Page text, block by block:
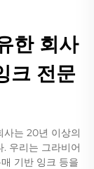
한 회사
크 전문
는 20년 이상의
우리는 그라비어
기반 잉크 등을